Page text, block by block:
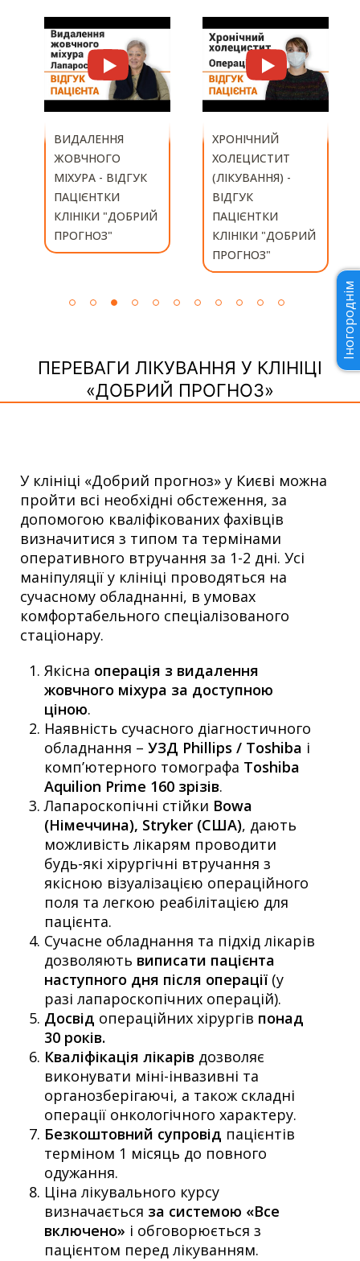
ХРОНІЧНИЙ
ХОЛЕЦИСТИТ
(ЛІКУВАННЯ) -
ВІДГУК
ПАЦІЄНТКИ
КЛІНІКИ "ДОБРИЙ
ПРОГНОЗ"
ЛАПАРОСКОПІЧНА
ХОЛЕЦИСТЕКТОМІ
Я - ВІДГУК
ПАЦІЄНТА КЛІНІКИ
"ДОБРИЙ
ПРОГНОЗ"
ПЕРЕВАГИ ЛІКУВАННЯ У КЛІНІЦІ
«ДОБРИЙ ПРОГНОЗ»
У клініці «Добрий прогноз» у Києві можна
пройти всі необхідні обстеження, за
допомогою кваліфікованих фахівців
визначитися з типом та термінами
оперативного втручання за 1-2 дні. Усі
маніпуляції у клініці проводяться на
сучасному обладнанні, в умовах
комфортабельного спеціалізованого
стаціонару.
Якісна операція з видалення
жовчного міхура за доступною
ціною.
Наявність сучасного діагностичного
обладнання – УЗД Phillips / Toshiba і
комп’ютерного томографа Toshiba
Aquilion Prime 160 зрізів.
Лапароскопічні стійки Bowa
(Німеччина), Stryker (США), дають
можливість лікарям проводити
будь-які хірургічні втручання з
якісною візуалізацією операційного
поля та легкою реабілітацією для
пацієнта.
Сучасне обладнання та підхід лікарів
дозволяють виписати пацієнта
наступного дня після операції (у
разі лапароскопічних операцій).
Досвід операційних хірургів понад
30 років.
Кваліфікація лікарів дозволяє
виконувати міні-інвазивні та
органозберігаючі, а також складні
операції онкологічного характеру.
Безкоштовний супровід пацієнтів
терміном 1 місяць до повного
одужання.
Ціна лікувального курсу
визначається за системою «Все
включено» і обговорюється з
пацієнтом перед лікуванням.
Іногороднім